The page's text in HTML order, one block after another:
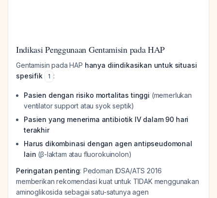
Indikasi Penggunaan Gentamisin pada HAP
Gentamisin pada HAP hanya diindikasikan untuk situasi
spesifik
1 :
Pasien dengan risiko mortalitas tinggi (memerlukan
ventilator support atau syok septik)
Pasien yang menerima antibiotik IV dalam 90 hari
terakhir
Harus dikombinasi dengan agen antipseudomonal
lain (β-laktam atau fluorokuinolon)
Peringatan penting: Pedoman IDSA/ATS 2016
memberikan rekomendasi kuat untuk TIDAK menggunakan
aminoglikosida sebagai satu-satunya agen